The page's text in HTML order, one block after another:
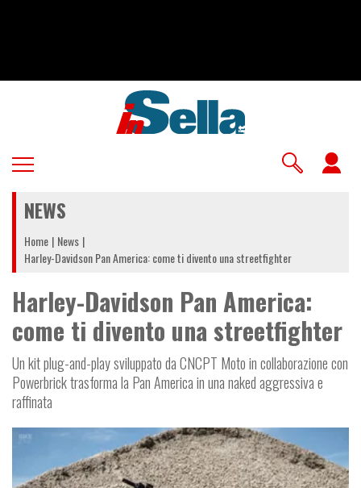
NEWS
Home News
Harley-Davidson Pan America: come ti divento una streetfighter
Harley-Davidson Pan America:
come ti divento una streetfighter
Un kit plug-and-play sviluppato da CNCPT Moto in collaborazione con
Powerbrick trasforma la Pan America in una naked aggressiva e
raffinata